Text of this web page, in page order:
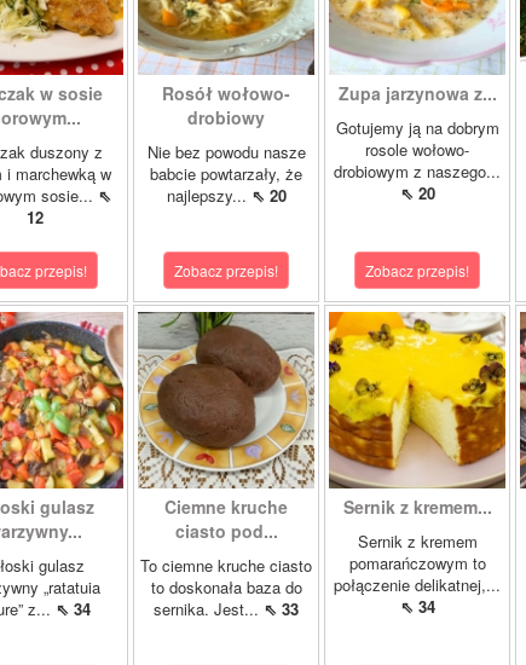
w sosie
duszony z
i marchewką w
sosie... ⇖
12
przepis!
Rosół wołowo-
drobiowy
Nie bez powodu nasze
babcie powtarzały, że
najlepszy... ⇖ 20
Zobacz przepis!
Zupa jarzynowa z...
Gotujemy ją na dobrym
rosole wołowo-
drobiowym z naszego...
⇖ 20
Zobacz przepis!
gulasz
gulasz
„ratatuia
z... ⇖ 34
Ciemne kruche
ciasto pod...
To ciemne kruche ciasto
to doskonała baza do
sernika. Jest... ⇖ 33
Sernik z kremem...
Sernik z kremem
pomarańczowym to
połączenie delikatnej,...
⇖ 34